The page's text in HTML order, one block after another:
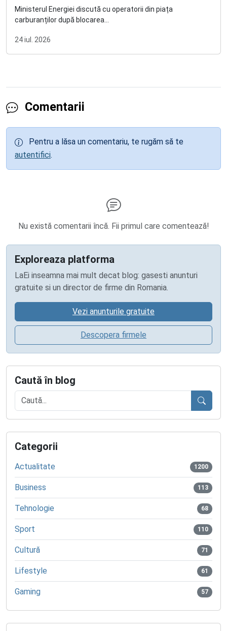
Ministerul Energiei discută cu operatorii din piața
carburanților după blocarea...
24 iul. 2026
Comentarii
Pentru a lăsa un comentariu, te rugăm să te
autentifici.
Nu există comentarii încă. Fii primul care comentează!
Exploreaza platforma
LaEi inseamna mai mult decat blog: gasesti anunturi
gratuite si un director de firme din Romania.
Vezi anunturile gratuite
Descopera firmele
Caută în blog
Caută
Categorii
Actualitate 1200
Business 113
Tehnologie 68
Sport 110
Cultură 71
Lifestyle 61
Gaming 57